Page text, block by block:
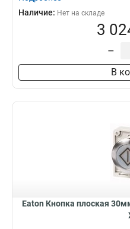
Наличие: Нет на складе
3
–
В
Eaton Кнопка плоская